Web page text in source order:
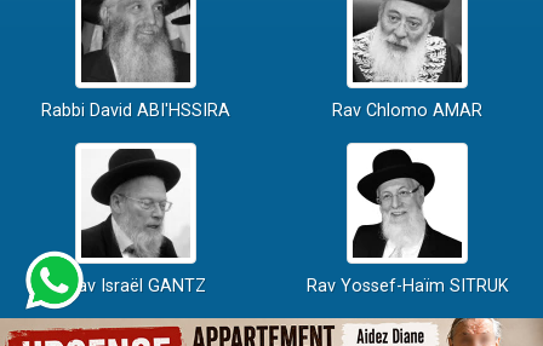
Rabbi David ABI'HSSIRA Rav Chlomo AMAR
Rav Israël GANTZ Rav Yossef-Haïm SITRUK